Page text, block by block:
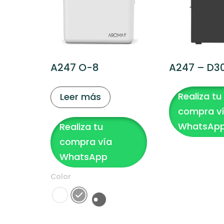
A247 O-8
Leer más
Realiza tu
compra vía
WhatsApp
Color
A247 –
Realiza tu
compra